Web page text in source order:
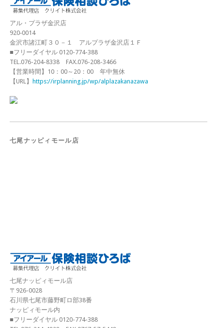
アル・プラザ金沢店
920‐0014
金沢市諸江町３０－１ アルプラザ金沢店１Ｆ
■フリーダイヤル 0120-774-388
TEL.076-204-8338 FAX.076-208-3466
【営業時間】10：00～20：00 年中無休
【URL】 https://irplanning.jp/wp/alplazakanazawa
七尾ナッピィモール店
七尾ナッピィモール店
〒926-0028
石川県七尾市藤野町ロ部38番
ナッピィモール内
■フリーダイヤル 0120-774-388